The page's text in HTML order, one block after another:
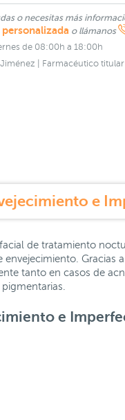
o necesitas más
o llámanos
de 08:00h a 18:00h
| Farmacéutico titular
e
de tratamiento
Gracias
tanto en casos de
e